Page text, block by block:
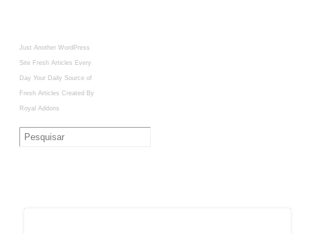
Just Another WordPress
Site Fresh Articles Every
Day Your Daily Source of
Fresh Articles Created By
Royal Addons